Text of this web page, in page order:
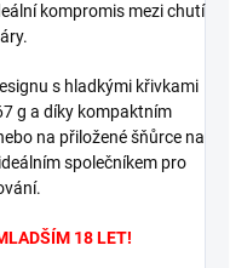
kompromis mezi chutí
s hladkými křivkami
g a díky kompaktním
na přiložené šňůrce na
společníkem pro
18 LET!